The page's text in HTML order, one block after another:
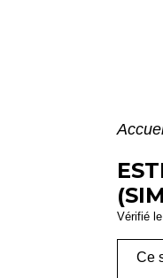
Vérifié
Ce